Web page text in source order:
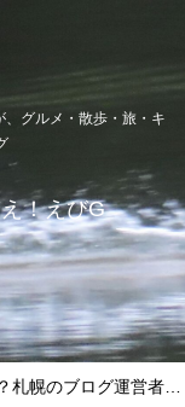
、グルメ・散歩・旅・キ
！えびG